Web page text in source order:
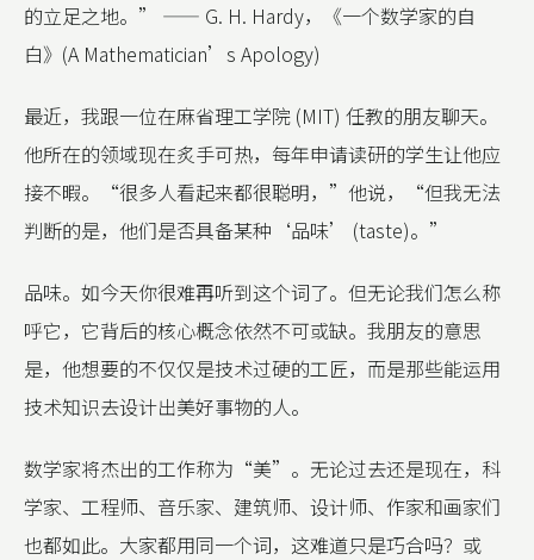
的立足之地。” —— G. H. Hardy，《一个数学家的自
白》(A Mathematician’s Apology)
最近，我跟一位在麻省理工学院 (MIT) 任教的朋友聊天。
他所在的领域现在炙手可热，每年申请读研的学生让他应
接不暇。“很多人看起来都很聪明，”他说，“但我无法
判断的是，他们是否具备某种‘品味’ (taste)。”
品味。如今天你很难再听到这个词了。但无论我们怎么称
呼它，它背后的核心概念依然不可或缺。我朋友的意思
是，他想要的不仅仅是技术过硬的工匠，而是那些能运用
技术知识去设计出美好事物的人。
数学家将杰出的工作称为“美”。无论过去还是现在，科
学家、工程师、音乐家、建筑师、设计师、作家和画家们
也都如此。大家都用同一个词，这难道只是巧合吗？或